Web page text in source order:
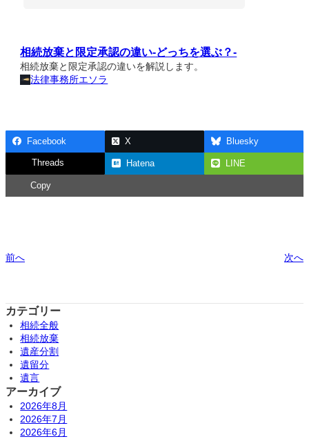
相続放棄と限定承認の違い-どっちを選ぶ？-
相続放棄と限定承認の違いを解説します。
法律事務所エソラ
Facebook X Bluesky
Threads Hatena LINE
Copy
前へ 次へ
カテゴリー
相続全般
相続放棄
遺産分割
遺留分
遺言
アーカイブ
2026年8月
2026年7月
2026年6月